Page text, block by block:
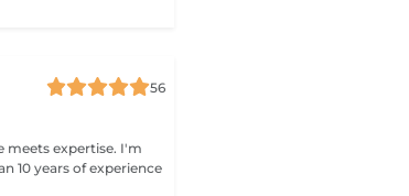
56
10 years of experience